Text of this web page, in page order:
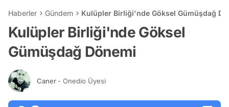
Haberler Gündem Kulüpler Birliği'nde Göksel Gümüşdağ
Kulüpler Birliği'nde Göksel
Gümüşdağ Dönemi
Caner - Onedio Üyesi